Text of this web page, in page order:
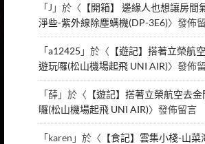
「J 」於〈 【開箱】 邊緣人也想讓房間
淨些-紫外線除塵螨機(DP-3E6)〉發佈
「a12425 」於〈 【遊記】搭著立榮航
遊玩囉(松山機場起飛 UNI AIR)〉發佈
「薛」於〈 【遊記】搭著立榮航空去
囉(松山機場起飛 UNI AIR)〉發佈留言
「karen 」於〈 【食記】雲集小棧-山菜